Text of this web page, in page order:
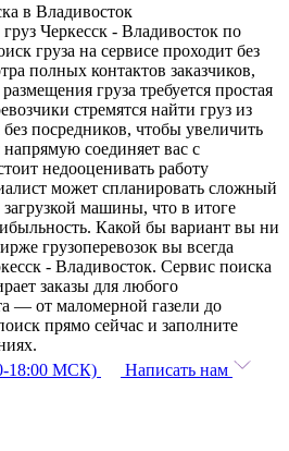
в Владивосток
Черкесск - Владивосток по
груза на сервисе проходит без
полных контактов заказчиков,
груза требуется простая
стремятся найти груз из
посредников, чтобы увеличить
соединяет вас с
недооценивать работу
может спланировать сложный
машины, что в итоге
Какой бы вариант вы ни
грузоперевозок вы всегда
- Владивосток. Сервис поиска
заказы для любого
— от маломерной газели до
прямо сейчас и заполните
18:00 МСК)
Написать нам